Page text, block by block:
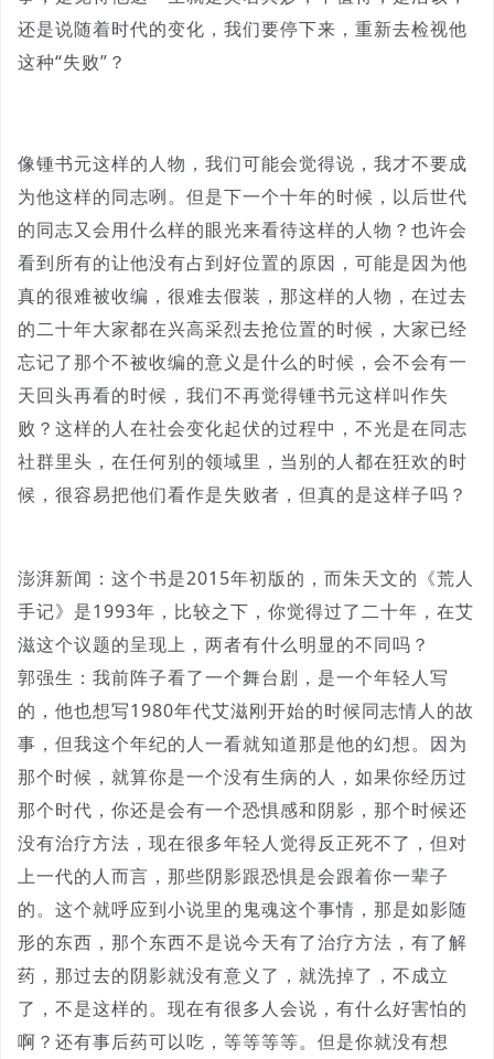
还是说随着时代的变化，我们要停下来，重新去检视他
这种“失败”？
像锺书元这样的人物，我们可能会觉得说，我才不要成
为他这样的同志咧。但是下一个十年的时候，以后世代
的同志又会用什么样的眼光来看待这样的人物？也许会
看到所有的让他没有占到好位置的原因，可能是因为他
真的很难被收编，很难去假装，那这样的人物，在过去
的二十年大家都在兴高采烈去抢位置的时候，大家已经
忘记了那个不被收编的意义是什么的时候，会不会有一
天回头再看的时候，我们不再觉得锺书元这样叫作失
败？这样的人在社会变化起伏的过程中，不光是在同志
社群里头，在任何别的领域里，当别的人都在狂欢的时
候，很容易把他们看作是失败者，但真的是这样子吗？
澎湃新闻：这个书是2015年初版的，而朱天文的《荒人
手记》是1993年，比较之下，你觉得过了二十年，在艾
滋这个议题的呈现上，两者有什么明显的不同吗？
郭强生：我前阵子看了一个舞台剧，是一个年轻人写
的，他也想写1980年代艾滋刚开始的时候同志情人的故
事，但我这个年纪的人一看就知道那是他的幻想。因为
那个时候，就算你是一个没有生病的人，如果你经历过
那个时代，你还是会有一个恐惧感和阴影，那个时候还
没有治疗方法，现在很多年轻人觉得反正死不了，但对
上一代的人而言，那些阴影跟恐惧是会跟着你一辈子
的。这个就呼应到小说里的鬼魂这个事情，那是如影随
形的东西，那个东西不是说今天有了治疗方法，有了解
药，那过去的阴影就没有意义了，就洗掉了，不成立
了，不是这样的。现在有很多人会说，有什么好害怕的
啊？还有事后药可以吃，等等等等。但是你就没有想